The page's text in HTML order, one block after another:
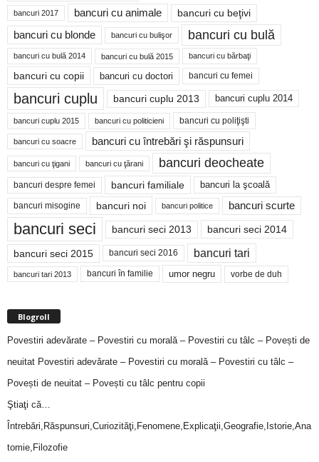
bancuri 2017 bancuri cu animale bancuri cu beţivi
bancuri cu blonde bancuri cu bulişor bancuri cu bulă
bancuri cu bulă 2014 bancuri cu bulă 2015 bancuri cu bărbaţi
bancuri cu copii bancuri cu doctori bancuri cu femei
bancuri cuplu bancuri cuplu 2013 bancuri cuplu 2014
bancuri cuplu 2015 bancuri cu politicieni bancuri cu poliţişti
bancuri cu soacre bancuri cu întrebări şi răspunsuri
bancuri cu ţigani bancuri cu ţărani bancuri deocheate
bancuri despre femei bancuri familiale bancuri la şcoală
bancuri misogine bancuri noi bancuri politice bancuri scurte
bancuri seci bancuri seci 2013 bancuri seci 2014
bancuri seci 2015 bancuri seci 2016 bancuri tari
bancuri tari 2013 bancuri în familie umor negru vorbe de duh
Blogroll
Povestiri adevărate – Povestiri cu morală – Povestiri cu tâlc – Povești de
neuitat Povestiri adevărate – Povestiri cu morală – Povestiri cu tâlc –
Povești de neuitat – Povești cu tâlc pentru copii
Ştiaţi că…
Întrebări,Răspunsuri,Curiozităţi,Fenomene,Explicaţii,Geografie,Istorie,Ana
tomie,Filozofie